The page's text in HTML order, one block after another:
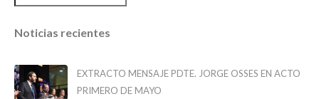
Noticias recientes
EXTRACTO MENSAJE PDTE. JORGE OSSES EN ACTO
PRIMERO DE MAYO